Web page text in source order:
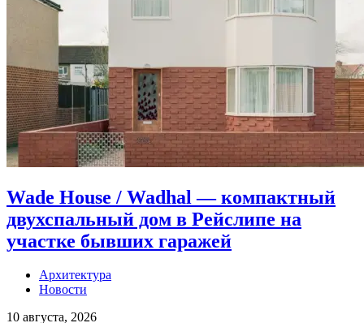
Wade House / Wadhal — компактный
двухспальный дом в Рейслипе на
участке бывших гаражей
Архитектура
Новости
10 августа, 2026